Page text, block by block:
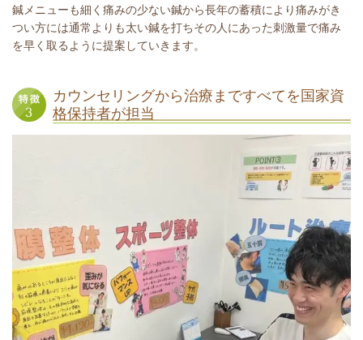
鍼メニューも細く痛みの少ない鍼から長年の蓄積により痛みがき
つい方には通常よりも太い鍼を打ちその人にあった刺激量で痛み
を早く取るように提案していきます。
カウンセリングから治療まですべてを国家資
格保持者が担当